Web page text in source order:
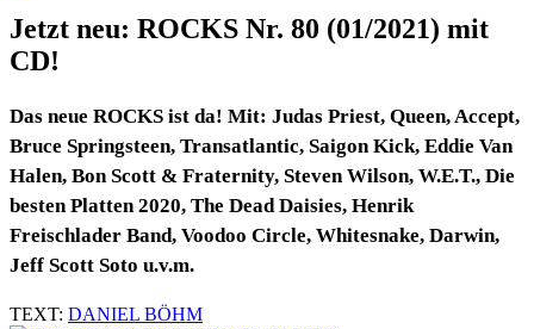
Jetzt neu: ROCKS Nr. 80 (01/2021) mit
CD!
Das neue ROCKS ist da! Mit: Judas Priest, Queen, Accept,
Bruce Springsteen, Transatlantic, Saigon Kick, Eddie Van
Halen, Bon Scott & Fraternity, Steven Wilson, W.E.T., Die
besten Platten 2020, The Dead Daisies, Henrik
Freischlader Band, Voodoo Circle, Whitesnake, Darwin,
Jeff Scott Soto u.v.m.
TEXT: DANIEL BÖHM